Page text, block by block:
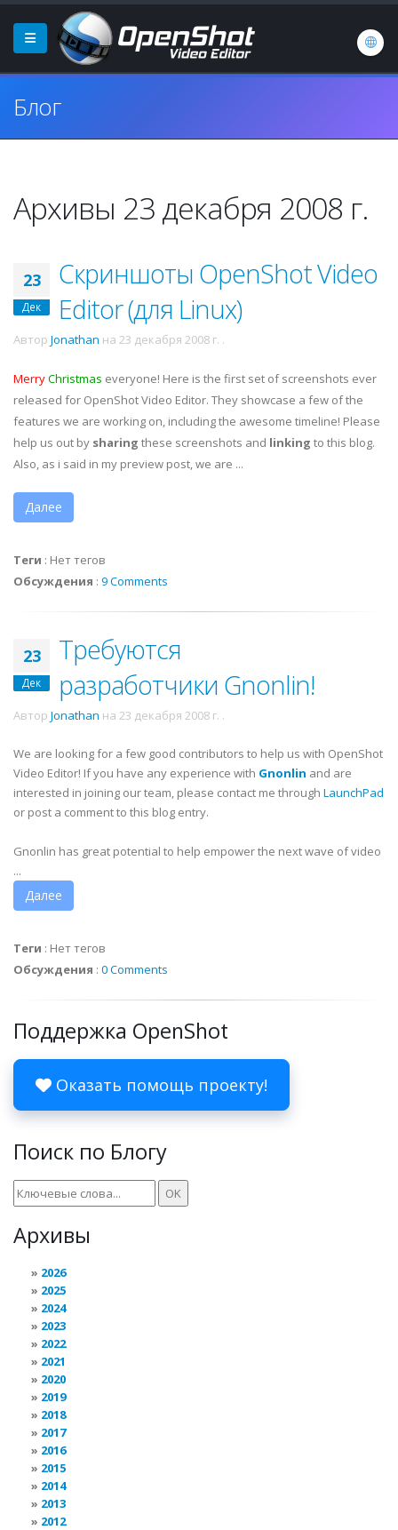
Блог
Архивы 23 декабря 2008 г.
23
Дек
Скриншоты OpenShot Video
Editor (для Linux)
Автор Jonathan на 23 декабря 2008 г. .
MerryChristmas everyone! Here is the first set of screenshots ever
released for OpenShot Video Editor. They showcase a few of the
features we are working on, including the awesome timeline! Please
help us out by sharing these screenshots and linking to this blog.
Also, as i said in my preview post, we are ...
Далее
Теги : Нет тегов
Обсуждения : 9 Comments
23
Дек
Требуются
разработчики Gnonlin!
Автор Jonathan на 23 декабря 2008 г. .
We are looking for a few good contributors to help us with OpenShot
Video Editor! If you have any experience with Gnonlin and are
interested in joining our team, please contact me through LaunchPad
or post a comment to this blog entry.
Gnonlin has great potential to help empower the next wave of video
...
Далее
Теги : Нет тегов
Обсуждения : 0 Comments
Поддержка OpenShot
Оказать помощь проекту!
Поиск по Блогу
Архивы
2026
2025
2024
2023
2022
2021
2020
2019
2018
2017
2016
2015
2014
2013
2012